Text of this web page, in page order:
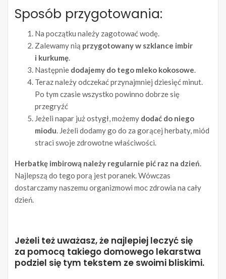
Sposób przygotowania:
Na początku należy zagotować wodę.
Zalewamy nią przygotowany w szklance imbir
i kurkumę.
Następnie dodajemy do tego mleko kokosowe.
Teraz należy odczekać przynajmniej dziesięć minut.
Po tym czasie wszystko powinno dobrze się
przegryźć
Jeżeli napar już ostygł, możemy dodać do niego
miodu. Jeżeli dodamy go do za gorącej herbaty, miód
straci swoje zdrowotne właściwości.
Herbatkę imbirową należy regularnie pić raz na dzień.
Najlepszą do tego porą jest poranek. Wówczas
dostarczamy naszemu organizmowi moc zdrowia na cały
dzień.
Jeżeli też uważasz, że najlepiej leczyć się
za pomocą takiego domowego lekarstwa
podziel się tym tekstem ze swoimi bliskimi.